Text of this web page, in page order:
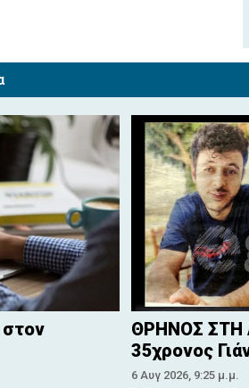
ΘΡΗΝΟΣ ΣΤΗ
35χρονος
6 Αυγ 2026, 9:25 μ.μ.